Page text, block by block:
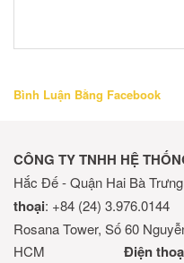
Bình Luận Bằng Facebook
CÔNG TY TNHH HỆ
Hắc Đế - Quận Hai
thoại: +84 (24)
Rosana Tower, Số 60
HCM Điện